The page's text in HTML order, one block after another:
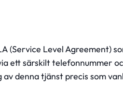
(Service Level Agreement)
ett särskilt telefonnummer
denna tjänst precis som